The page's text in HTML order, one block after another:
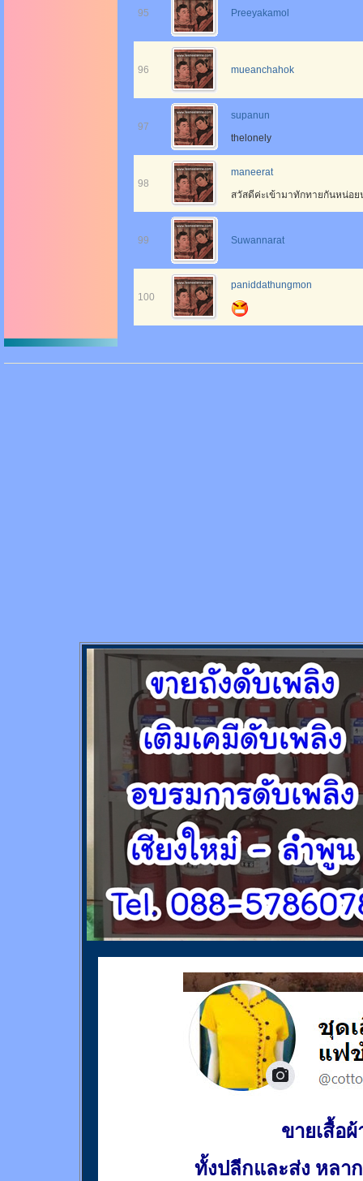
95 Preeyakamol
96 mueanchahok
97
supanun
thelonely
98
maneerat
สวัสดีค่ะเข้ามาทักทายกันหน่อย
99 Suwannarat
100
paniddathungmon
ขายเสื้อผ้
ทั้งปลีกและส่ง หลา